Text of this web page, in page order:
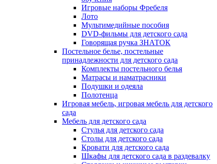
Игровые наборы Фребеля
Лото
Мультимедийные пособия
DVD-фильмы для детского сада
Говорящая ручка ЗНАТОК
Постельное белье, постельные
принадлежности для детского сада
Комплекты постельного белья
Матрасы и наматрасники
Подушки и одеяла
Полотенца
Игровая мебель, игровая мебель для детского
сада
Мебель для детского сада
Стулья для детского сада
Столы для детского сада
Кровати для детского сада
Шкафы для детского сада в раздевалку